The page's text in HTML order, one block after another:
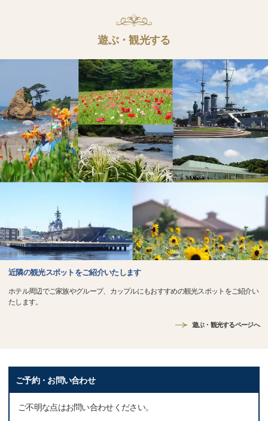
遊ぶ・観光する
近隣の観光スポットをご紹介いたします
ホテル周辺でご家族やグループ、カップルにもおすすめの観光スポットをご紹介い
たします。
遊ぶ・観光するページへ
ご予約・お問い合わせ
ご不明な点はお問い合わせください。